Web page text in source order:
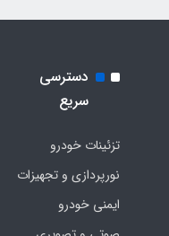
دسترسی
سریع
تزئینات خودرو
نورپردازی و تجهیزات
ایمنی خودرو